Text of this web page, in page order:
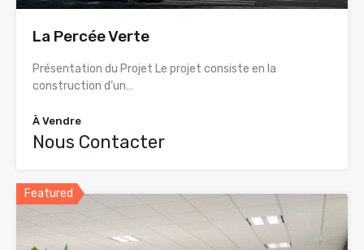
La Percée Verte
Présentation du Projet Le projet consiste en la
construction d’un…
À Vendre
Nous Contacter
Featured